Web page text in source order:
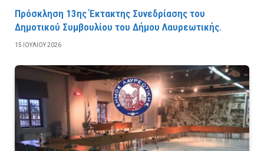
Πρόσκληση 13ης Έκτακτης Συνεδρίασης του
Δημοτικού Συμβουλίου του Δήμου Λαυρεωτικής.
15 ΙΟΥΛΊΟΥ 2026